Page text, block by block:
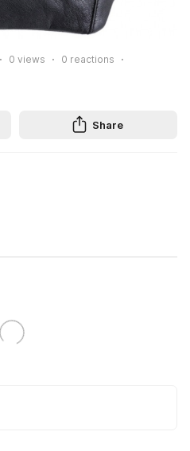
0 views 0 reactions
Share